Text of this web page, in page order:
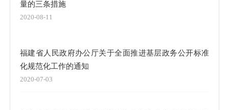
量的三条措施
2020-08-11
福建省人民政府办公厅关于全面推进基层政务公开标准
化规范化工作的通知
2020-07-03